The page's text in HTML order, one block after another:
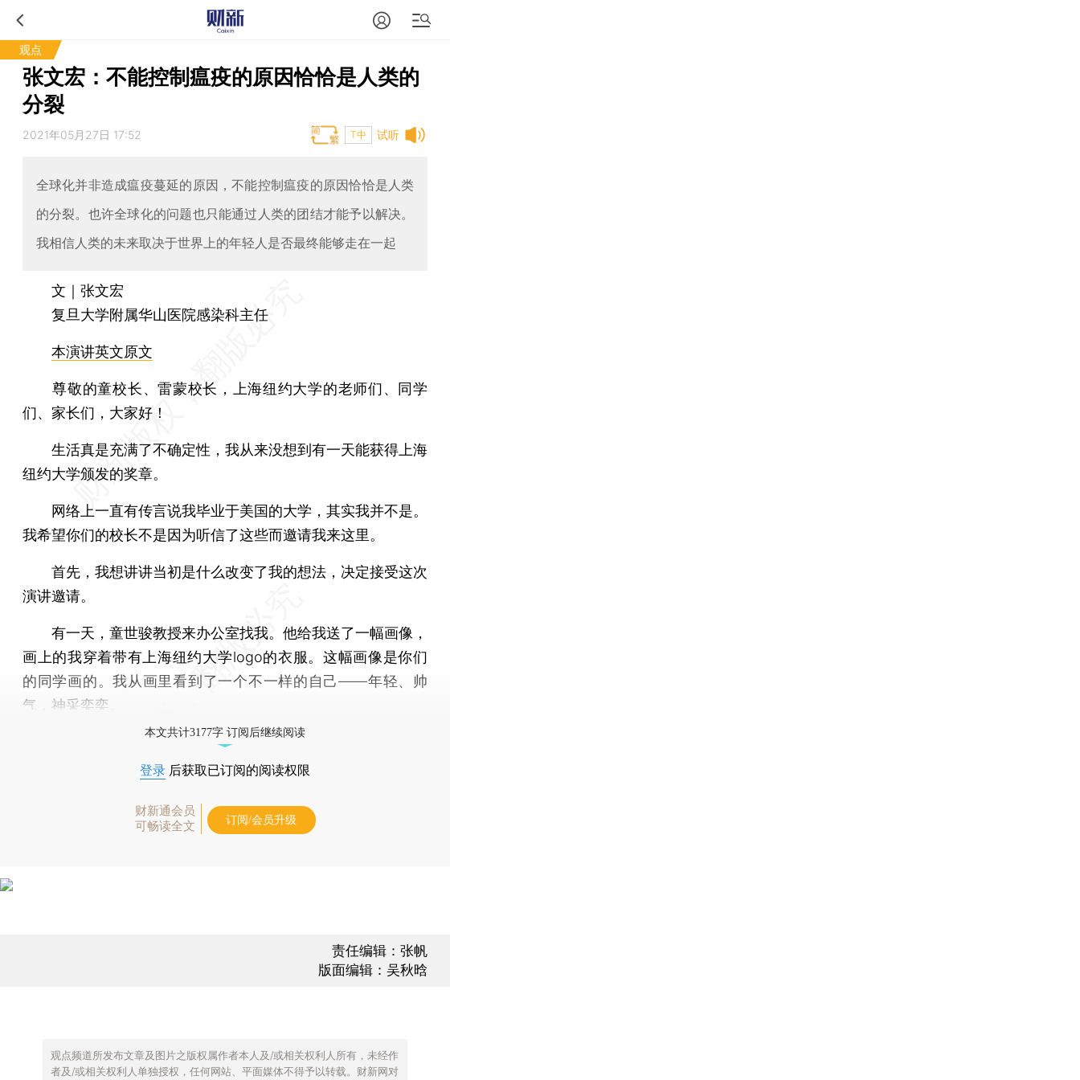
观点
张文宏：不能控制瘟疫的原因恰恰是人类的
分裂
试听
2021年05月27日 17:52 T中
全球化并非造成瘟疫蔓延的原因，不能控制瘟疫的原因恰恰是人类
的分裂。也许全球化的问题也只能通过人类的团结才能予以解决。
我相信人类的未来取决于世界上的年轻人是否最终能够走在一起
文｜张文宏
复旦大学附属华山医院感染科主任
本演讲英文原文
尊敬的童校长、雷蒙校长，上海纽约大学的老师们、同学
们、家长们，大家好！
生活真是充满了不确定性，我从来没想到有一天能获得上海
纽约大学颁发的奖章。
网络上一直有传言说我毕业于美国的大学，其实我并不是。
我希望你们的校长不是因为听信了这些而邀请我来这里。
首先，我想讲讲当初是什么改变了我的想法，决定接受这次
演讲邀请。
有一天，童世骏教授来办公室找我。他给我送了一幅画像，
画上的我穿着带有上海纽约大学logo的衣服。这幅画像是你们
的同学画的。我从画里看到了一个不一样的自己——年轻、帅
气，神采奕奕。
本文共计3177字 订阅后继续阅读
登录 后获取已订阅的阅读权限
财新通会员
可畅读全文
订阅/会员升级
责任编辑：张帆
版面编辑：吴秋晗
观点频道所发布文章及图片之版权属作者本人及/或相关权利人所有，未经作
者及/或相关权利人单独授权，任何网站、平面媒体不得予以转载。财新网对